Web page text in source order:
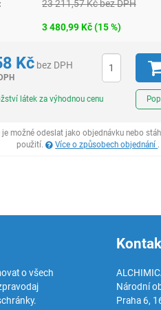
23 211,57Kčbez DPH
3 480,99Kč(15%)
Kč bez DPH
látek za výhodnou cenu
je možné odeslat jako objednávku nebo
použití.
Více o způsobech objednání
o všech
Národní
Praha 6,